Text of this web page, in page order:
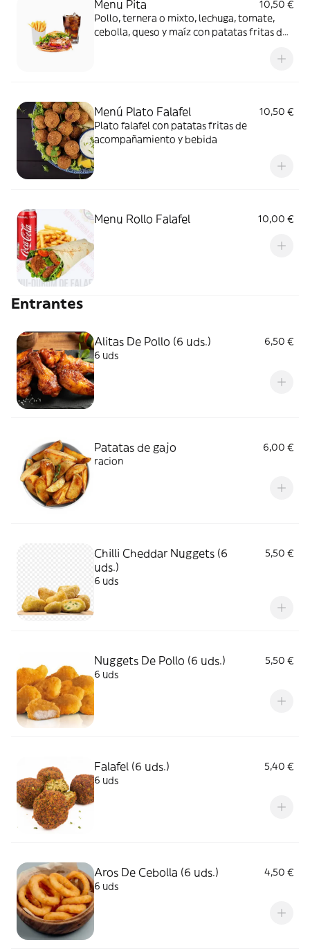
Menu Pita
10,50 €
Pollo, ternera o mixto, lechuga, tomate,
cebolla, queso y maíz con patatas fritas de
Menú Plato Falafel
10,50 €
Plato falafel con patatas fritas de
acompañamiento y bebida
Menu Rollo Falafel 10,00 €
Entrantes
Alitas De Pollo (6 uds.)
6,50 €
6 uds
Patatas de gajo
6,00 €
racion
Chilli Cheddar Nuggets (6
uds.)
5,50 €
6 uds
Nuggets De Pollo (6 uds.)
5,50 €
6 uds
Falafel (6 uds.)
5,40 €
6 uds
Aros De Cebolla (6 uds.)
4,50 €
6 uds